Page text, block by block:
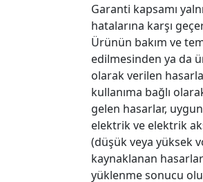
Garanti kapsamı
hatalarına karşı
Ürünün bakım ve
edilmesinden ya da
olarak verilen
kullanıma bağlı
gelen hasarlar,
elektrik ve elektrik
(düşük veya yüksek
kaynaklanan
yüklenme sonucu